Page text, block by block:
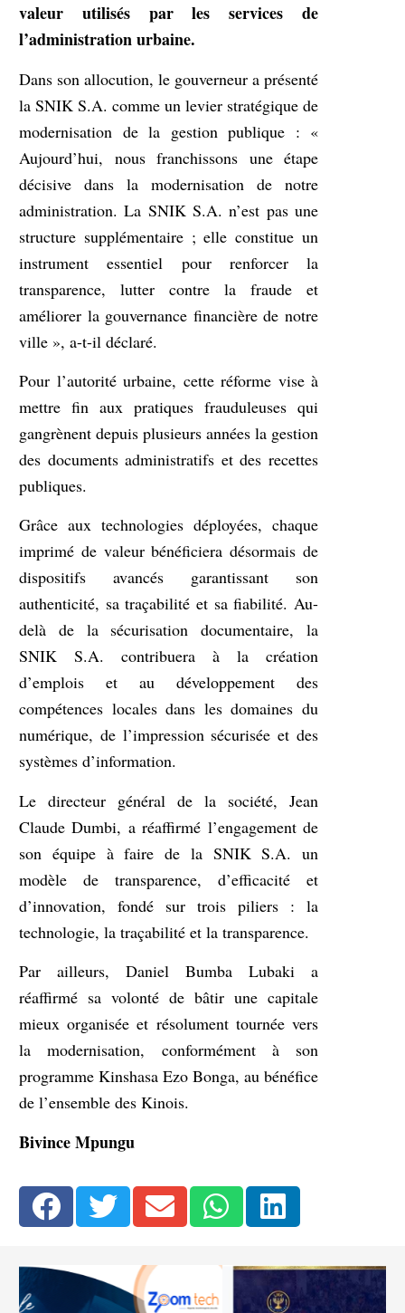
valeur utilisés par les services de
l’administration urbaine.
Dans son allocution, le gouverneur a présenté
la SNIK S.A. comme un levier stratégique de
modernisation de la gestion publique : «
Aujourd’hui, nous franchissons une étape
décisive dans la modernisation de notre
administration. La SNIK S.A. n’est pas une
structure supplémentaire ; elle constitue un
instrument essentiel pour renforcer la
transparence, lutter contre la fraude et
améliorer la gouvernance financière de notre
ville », a-t-il déclaré.
Pour l’autorité urbaine, cette réforme vise à
mettre fin aux pratiques frauduleuses qui
gangrènent depuis plusieurs années la gestion
des documents administratifs et des recettes
publiques.
Grâce aux technologies déployées, chaque
imprimé de valeur bénéficiera désormais de
dispositifs avancés garantissant son
authenticité, sa traçabilité et sa fiabilité. Au-
delà de la sécurisation documentaire, la
SNIK S.A. contribuera à la création
d’emplois et au développement des
compétences locales dans les domaines du
numérique, de l’impression sécurisée et des
systèmes d’information.
Le directeur général de la société, Jean
Claude Dumbi, a réaffirmé l’engagement de
son équipe à faire de la SNIK S.A. un
modèle de transparence, d’efficacité et
d’innovation, fondé sur trois piliers : la
technologie, la traçabilité et la transparence.
Par ailleurs, Daniel Bumba Lubaki a
réaffirmé sa volonté de bâtir une capitale
mieux organisée et résolument tournée vers
la modernisation, conformément à son
programme Kinshasa Ezo Bonga, au bénéfice
de l’ensemble des Kinois.
Bivince Mpungu